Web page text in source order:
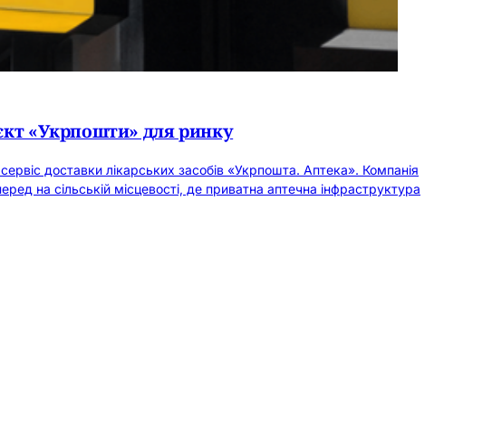
«Укрпошти» для ринку
доставки лікарських засобів «Укрпошта. Аптека». Компанія
на сільській місцевості, де приватна аптечна інфраструктура